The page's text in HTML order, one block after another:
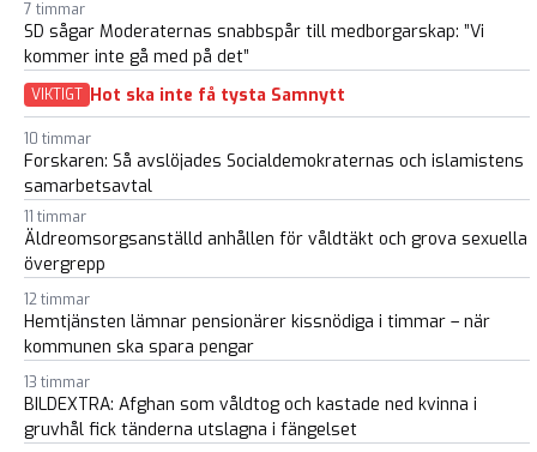
7 timmar
SD sågar Moderaternas snabbspår till medborgarskap: ”Vi
kommer inte gå med på det”
VIKTIGT Hot ska inte få tysta Samnytt
10 timmar
Forskaren: Så avslöjades Socialdemokraternas och islamistens
samarbetsavtal
11 timmar
Äldreomsorgsanställd anhållen för våldtäkt och grova sexuella
övergrepp
12 timmar
Hemtjänsten lämnar pensionärer kissnödiga i timmar – när
kommunen ska spara pengar
13 timmar
BILDEXTRA: Afghan som våldtog och kastade ned kvinna i
gruvhål fick tänderna utslagna i fängelset